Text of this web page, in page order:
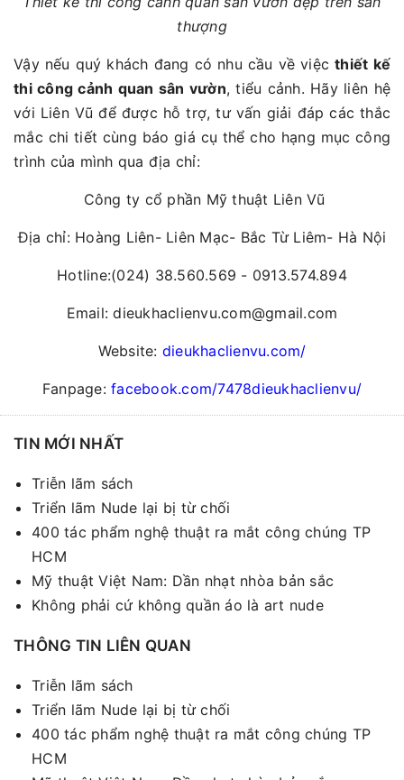
thượng
Vậy nếu quý khách đang có nhu cầu về việcthiết kế
thi công cảnh quan sân vườn, tiểu cảnh. Hãy liên hệ
với Liên Vũ để được hỗ trợ, tư vấn giải đáp các thắc
mắc chi tiết cùng báo giá cụ thể cho hạng mục công
trình của mình qua địa chỉ:
Công ty cổ phần Mỹ thuật Liên Vũ
Địa chỉ: Hoàng Liên- Liên Mạc- Bắc Từ Liêm- Hà Nội
Hotline:(024) 38.560.569 - 0913.574.894
Email: dieukhaclienvu.com@gmail.com
Website: dieukhaclienvu.com/
Fanpage:facebook.com/7478dieukhaclienvu/
TIN MỚI NHẤT
Triễn lãm sách
Triển lãm Nude lại bị từ chối
400 tác phẩm nghệ thuật ra mắt công chúng TP
HCM
Mỹ thuật Việt Nam: Dần nhạt nhòa bản sắc
Không phải cứ không quần áo là art nude
THÔNG TIN LIÊN QUAN
Triễn lãm sách
Triển lãm Nude lại bị từ chối
400 tác phẩm nghệ thuật ra mắt công chúng TP
HCM